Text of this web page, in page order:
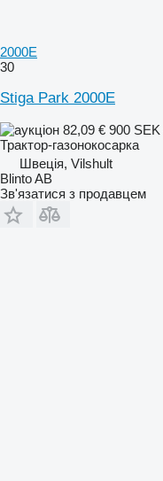
2000E
30
Stiga Park 2000E
82,09 € 900 SEK
Трактор-газонокосарка
Швеція, Vilshult
Blinto AB
Зв'язатися з продавцем